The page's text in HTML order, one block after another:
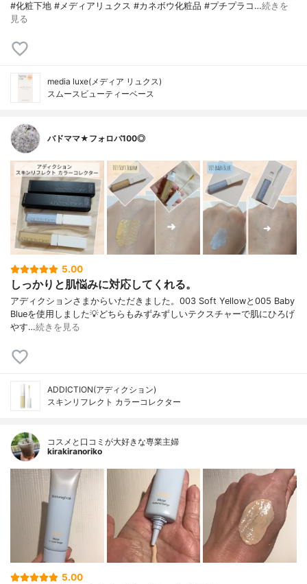
#化粧下地 #メディアリュクス #カネボウ化粧品 #プチプラコ…続きを
見る
media luxe(メディア リュクス)
スムースビューティーベース
バドママ★フォロバ100◎
5.00
しっかりと肌悩みに対応してくれる。
アディクションさまからいただきました。003 Soft Yellowと005 Baby
Blueを使用しました💡どちらもみずみずしいテクスチャーで肌にひろげ
やす…続きを見る
ADDICTION(アディクション)
スキンリフレクト カラーコレクター
コスメと口コミが大好きな専業主婦
kirakiranoriko
5.00